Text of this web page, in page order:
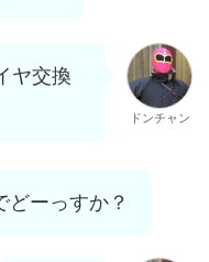
ヤ交換
ドンチャン
どーっすか？